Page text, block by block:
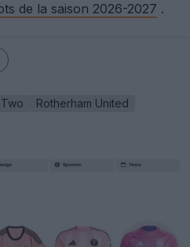
de la saison 2026-2027 .
Rotherham United